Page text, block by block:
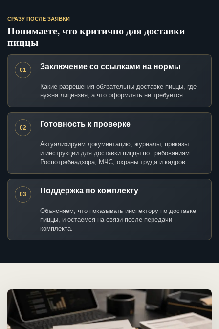
СРАЗУ ПОСЛЕ ЗАЯВКИ
Понимаете, что критично для доставки
пиццы
01 Заключение со ссылками на нормы
Какие разрешения обязательны доставке пиццы, где
нужна лицензия, а что оформлять не требуется.
02 Готовность к проверке
Актуализируем документацию, журналы, приказы
и инструкции для доставки пиццы по требованиям
Роспотребнадзора, МЧС, охраны труда и кадров.
03 Поддержка по комплекту
Объясняем, что показывать инспектору по доставке
пиццы, и остаемся на связи после передачи
комплекта.